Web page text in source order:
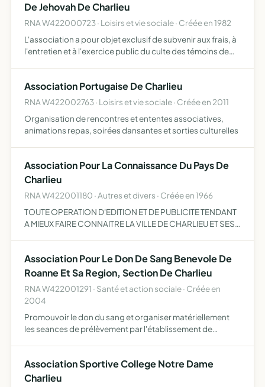
De Jehovah De Charlieu
RNA W422000723 · Loisirs et vie sociale · Créée en 1982
L'association a pour objet exclusif de subvenir aux frais, à
l'entretien et à l'exercice public du culte des témoins de
Association Portugaise De Charlieu
RNA W422002763 · Loisirs et vie sociale · Créée en 2011
Organisation de rencontres et ententes associatives,
animations repas, soirées dansantes et sorties culturelles
Association Pour La Connaissance Du Pays De
Charlieu
RNA W422001180 · Autres et divers · Créée en 1966
TOUTE OPERATION D'EDITION ET DE PUBLICITE TENDANT
A MIEUX FAIRE CONNAITRE LA VILLE DE CHARLIEU ET SES
Association Pour Le Don De Sang Benevole De
Roanne Et Sa Region, Section De Charlieu
RNA W422001291 · Santé et action sociale · Créée en
2004
Promouvoir le don du sang et organiser matériellement
les seances de prélèvement par l'établissement de
Association Sportive College Notre Dame
Charlieu